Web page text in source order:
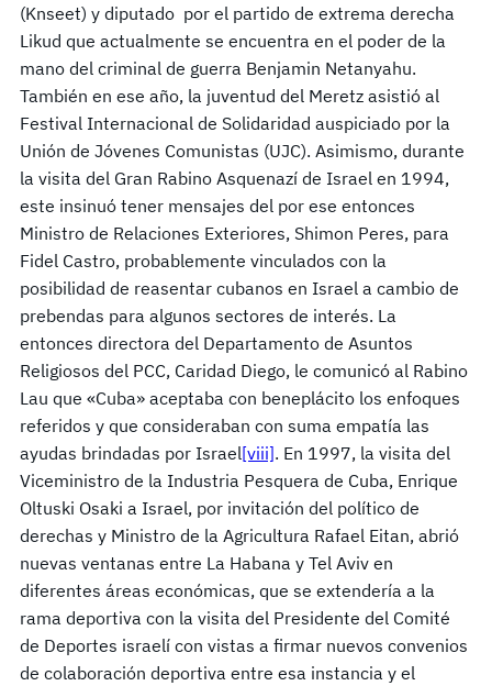
(Knseet) y diputado por el partido de extrema derecha
Likud que actualmente se encuentra en el poder de la
mano del criminal de guerra Benjamin Netanyahu.
También en ese año, la juventud del Meretz asistió al
Festival Internacional de Solidaridad auspiciado por la
Unión de Jóvenes Comunistas (UJC). Asimismo, durante
la visita del Gran Rabino Asquenazí de Israel en 1994,
este insinuó tener mensajes del por ese entonces
Ministro de Relaciones Exteriores, Shimon Peres, para
Fidel Castro, probablemente vinculados con la
posibilidad de reasentar cubanos en Israel a cambio de
prebendas para algunos sectores de interés. La
entonces directora del Departamento de Asuntos
Religiosos del PCC, Caridad Diego, le comunicó al Rabino
Lau que «Cuba» aceptaba con beneplácito los enfoques
referidos y que consideraban con suma empatía las
ayudas brindadas por Israel[viii]. En 1997, la visita del
Viceministro de la Industria Pesquera de Cuba, Enrique
Oltuski Osaki a Israel, por invitación del político de
derechas y Ministro de la Agricultura Rafael Eitan, abrió
nuevas ventanas entre La Habana y Tel Aviv en
diferentes áreas económicas, que se extendería a la
rama deportiva con la visita del Presidente del Comité
de Deportes israelí con vistas a firmar nuevos convenios
de colaboración deportiva entre esa instancia y el